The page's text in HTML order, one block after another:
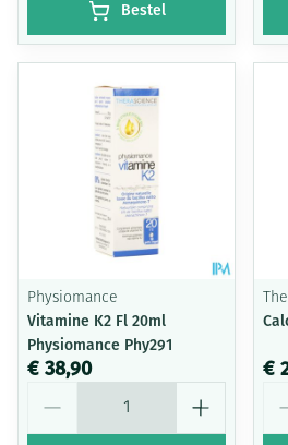
Bestel
Physiomance
Vitamine K2 Fl 20ml
Physiomance Phy291
€ 38,90 €